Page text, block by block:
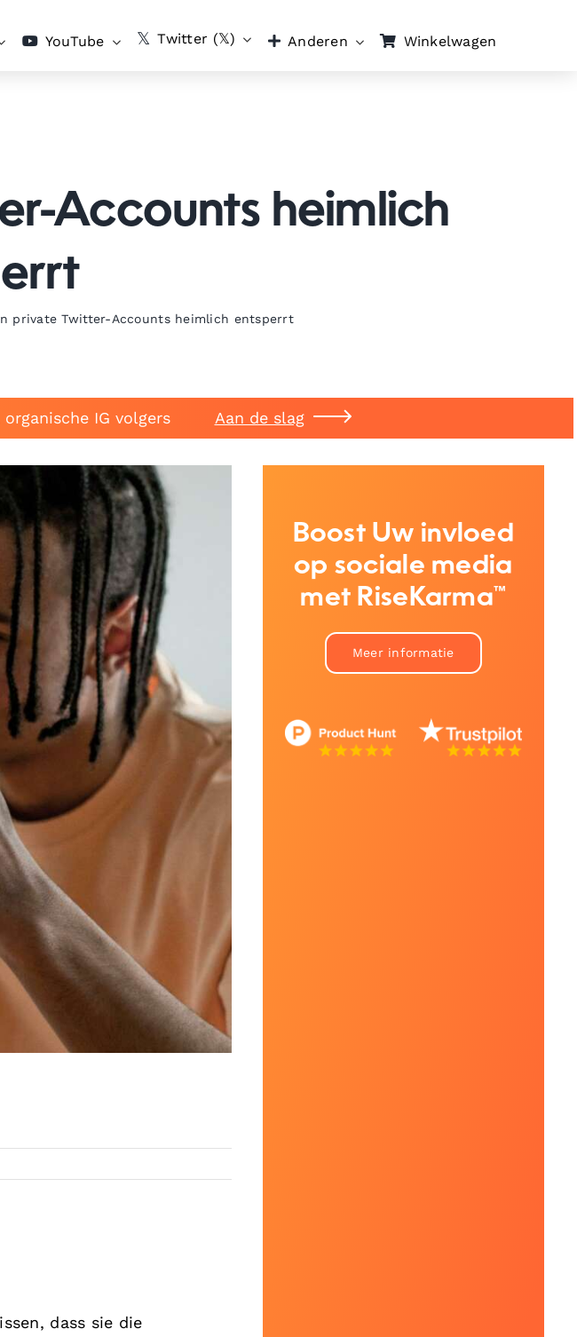
YouTube Twitter (𝕏) Anderen Winkelwagen
Accounts heimlich
private Twitter-Accounts heimlich entsperrt
IG volgers Aan de slag
dass sie die
Boost Uw invloed
op sociale media
met RiseKarma™
Meer informatie